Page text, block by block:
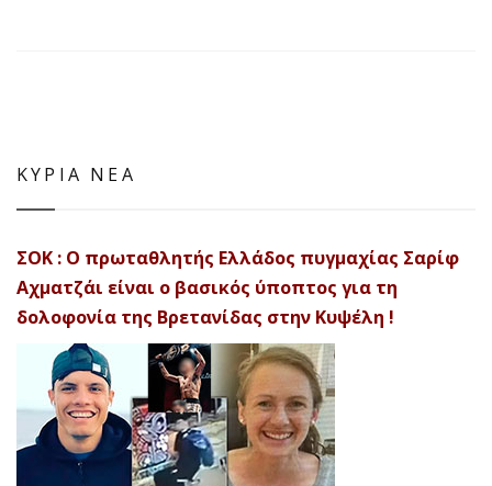
ΚΥΡΙΑ ΝΕΑ
ΣΟΚ : Ο πρωταθλητής Ελλάδος πυγμαχίας Σαρίφ
Αχματζάι είναι ο βασικός ύποπτος για τη
δολοφονία της Βρετανίδας στην Κυψέλη !